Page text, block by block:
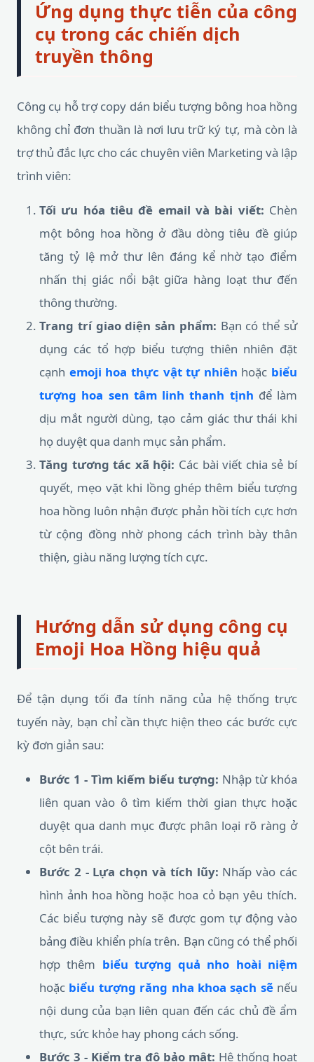
Ứng dụng thực tiễn của công
cụ trong các chiến dịch
truyền thông
Công cụ hỗ trợ copy dán biểu tượng bông hoa hồng
không chỉ đơn thuần là nơi lưu trữ ký tự, mà còn là
trợ thủ đắc lực cho các chuyên viên Marketing và lập
trình viên:
Tối ưu hóa tiêu đề email và bài viết: Chèn
một bông hoa hồng ở đầu dòng tiêu đề giúp
tăng tỷ lệ mở thư lên đáng kể nhờ tạo điểm
nhấn thị giác nổi bật giữa hàng loạt thư đến
thông thường.
Trang trí giao diện sản phẩm: Bạn có thể sử
dụng các tổ hợp biểu tượng thiên nhiên đặt
cạnh emoji hoa thực vật tự nhiên hoặc biểu
tượng hoa sen tâm linh thanh tịnh để làm
dịu mắt người dùng, tạo cảm giác thư thái khi
họ duyệt qua danh mục sản phẩm.
Tăng tương tác xã hội: Các bài viết chia sẻ bí
quyết, mẹo vặt khi lồng ghép thêm biểu tượng
hoa hồng luôn nhận được phản hồi tích cực hơn
từ cộng đồng nhờ phong cách trình bày thân
thiện, giàu năng lượng tích cực.
Hướng dẫn sử dụng công cụ
Emoji Hoa Hồng hiệu quả
Để tận dụng tối đa tính năng của hệ thống trực
tuyến này, bạn chỉ cần thực hiện theo các bước cực
kỳ đơn giản sau:
Bước 1 - Tìm kiếm biểu tượng: Nhập từ khóa
liên quan vào ô tìm kiếm thời gian thực hoặc
duyệt qua danh mục được phân loại rõ ràng ở
cột bên trái.
Bước 2 - Lựa chọn và tích lũy: Nhấp vào các
hình ảnh hoa hồng hoặc hoa cỏ bạn yêu thích.
Các biểu tượng này sẽ được gom tự động vào
bảng điều khiển phía trên. Bạn cũng có thể phối
hợp thêm biểu tượng quả nho hoài niệm
hoặc biểu tượng răng nha khoa sạch sẽnếu
nội dung của bạn liên quan đến các chủ đề ẩm
thực, sức khỏe hay phong cách sống.
Bước 3 - Kiểm tra độ bảo mật: Hệ thống hoạt